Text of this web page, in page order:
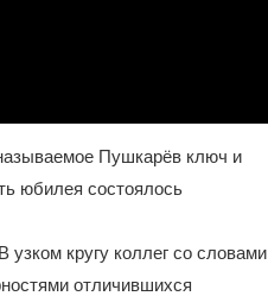
Пушкарёв ключ и
юбилея состоялось
кругу коллег со словами
отличившихся